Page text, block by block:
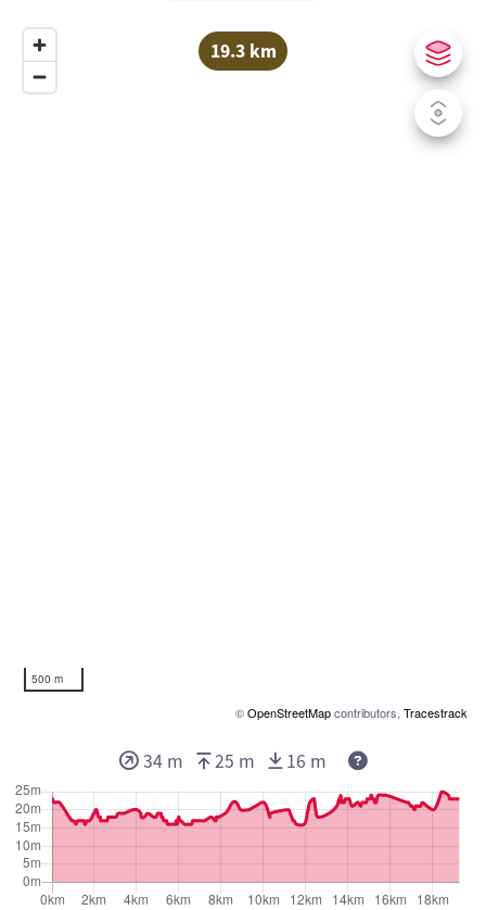
19.3 km
500 m
©OpenStreetMapcontributors, Tracestrack
34 m 25 m 16 m